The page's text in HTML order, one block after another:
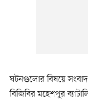
ঘটনগুলোর বিষয়ে সংবাদ
বিজিবির মহেশপুর